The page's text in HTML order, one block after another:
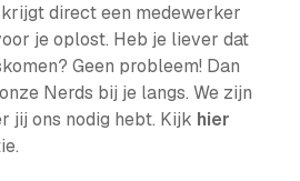
direct een medewerker
je oplost. Heb je liever dat
Geen probleem! Dan
Nerds bij je langs. We zijn
jij ons nodig hebt. Kijk hier